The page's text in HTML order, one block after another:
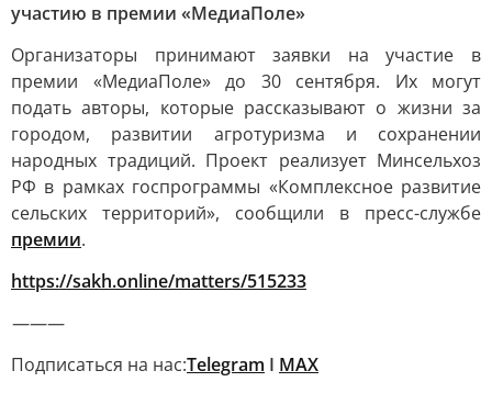
участию в премии «МедиаПоле»
Организаторы принимают заявки на участие в
премии «МедиаПоле» до 30 сентября. Их могут
подать авторы, которые рассказывают о жизни за
городом, развитии агротуризма и сохранении
народных традиций. Проект реализует Минсельхоз
РФ в рамках госпрограммы «Комплексное развитие
сельских территорий», сообщили в пресс-службе
премии.
https://sakh.online/matters/515233
———
Подписаться на нас:Telegram I MAX